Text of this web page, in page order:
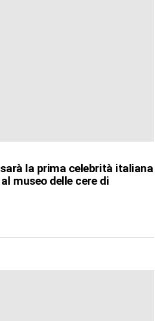
la prima celebrità italiana
museo delle cere di